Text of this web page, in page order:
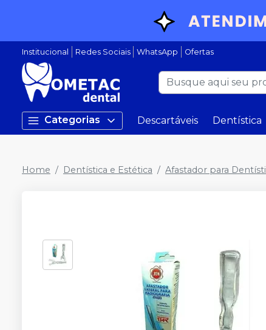
Institucional Redes Sociais WhatsApp Ofertas
Categorias Descartáveis Dentística
Home Dentística e Estética Afastador para